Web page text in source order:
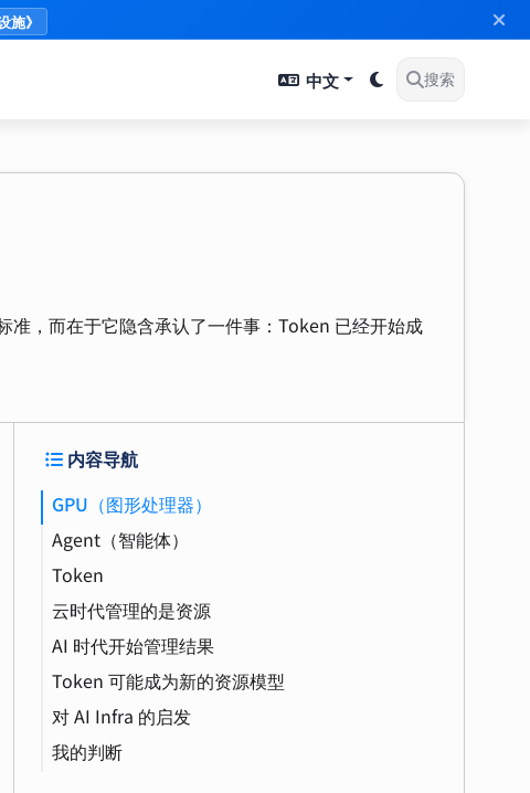
施》
中文 搜索
，而在于它隐含承认了一件事：Token 已经开始成
内容导航
GPU（图形处理器）
Agent（智能体）
Token
云时代管理的是资源
资源配额（Resource Quota）
AI 时代开始管理结果
Token 可能成为新的资源模型
对 AI Infra 的启发
虚拟化（Virtualization）
我的判断